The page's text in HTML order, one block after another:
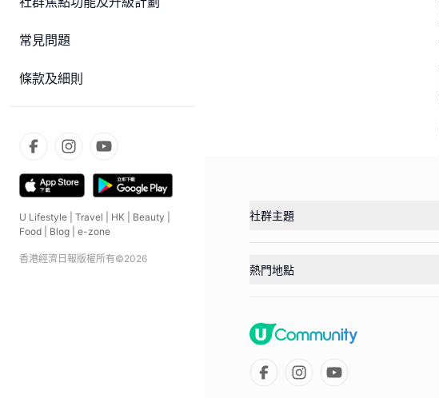
常見問題
條款及細則
U Lifestyle Travel HK Beauty
Food
Blog e-zone
香港經濟日報版權所有©2026
社群主題
熱門地點